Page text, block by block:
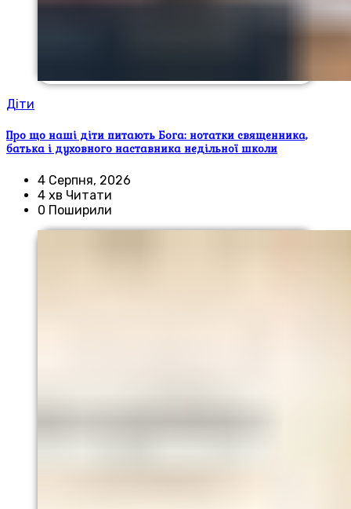
Діти
Про що наші діти питають Бога: нотатки священника,
батька і духовного наставника недільної школи
4 Серпня, 2026
4 хв Читати
0 Поширили